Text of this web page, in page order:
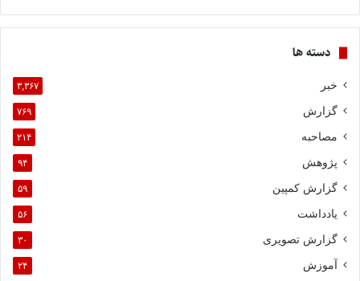
دسته ها
خبر ۳,۳۶۷
گزارش ۷۶۹
مصاحبه ۲۱۴
پژوهش ۹۴
گزارش کمپین ۵۹
یادداشت ۵۶
گزارش تصویری ۳۰
آموزش ۲۴